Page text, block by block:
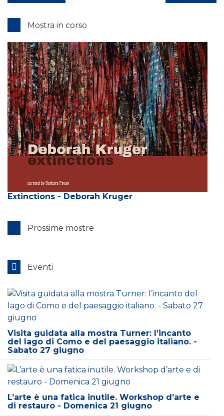
Mostra in corso
Extinctions - Deborah Kruger
Prossime mostre
Eventi
Visita guidata alla mostra Turner: l’incanto
del lago di Como e del paesaggio italiano. -
Sabato 27 giugno
L’arte è una fatica inutile. Workshop d’arte e
di restauro - Domenica 21 giugno